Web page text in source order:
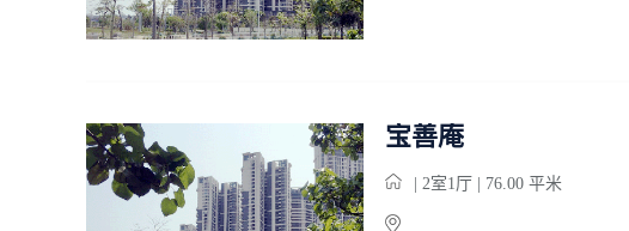
宝善庵
| 2室1厅 | 76.00 平米